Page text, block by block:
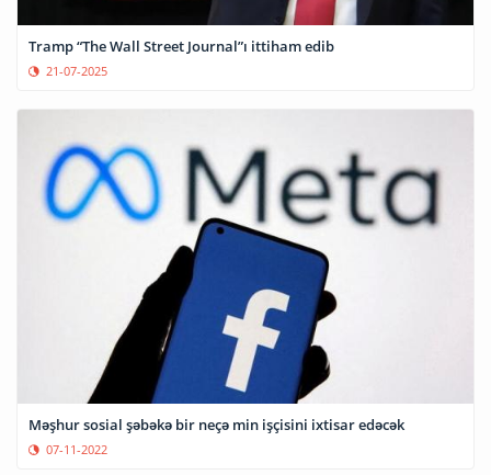
Tramp “The Wall Street Journal”ı ittiham edib
21-07-2025
Məşhur sosial şəbəkə bir neçə min işçisini ixtisar edəcək
07-11-2022